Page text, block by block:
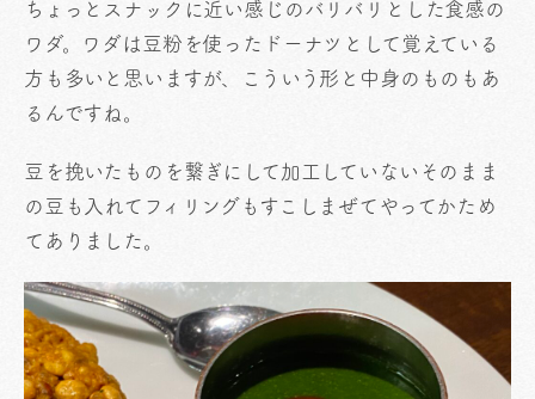
ちょっとスナックに近い感じのバリバリとした食感の
ワダ。ワダは豆粉を使ったドーナツとして覚えている
方も多いと思いますが、こういう形と中身のものもあ
るんですね。
豆を挽いたものを繋ぎにして加工していないそのまま
の豆も入れてフィリングもすこしまぜてやってかため
てありました。